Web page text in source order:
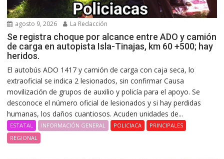
agosto 9, 2026 La Redacción
Se registra choque por alcance entre ADO y camión
de carga en autopista Isla-Tinajas, km 60 +500; hay
heridos.
El autobús ADO 1417 y camión de carga con caja seca, lo
extraoficial se indica 2 lesionados, sin confirmar Causa
movilización de grupos de auxilio y policía para el apoyo. Se
desconoce el número oficial de lesionados y si hay perdidas
humanas, los daños cuantiosos. Acuden unidades de...
ESTATAL INFORMACIÓN GENERAL POLICIACA
PRINCIPALES
REGIONAL